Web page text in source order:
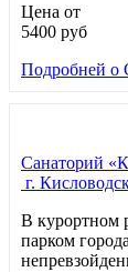
Цена от
5400 руб
Подробней о
Санаторий
г.
В курортном
парком